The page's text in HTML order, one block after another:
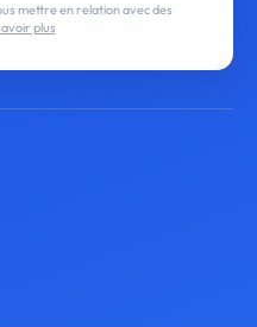
mettre en relation avec des
plus